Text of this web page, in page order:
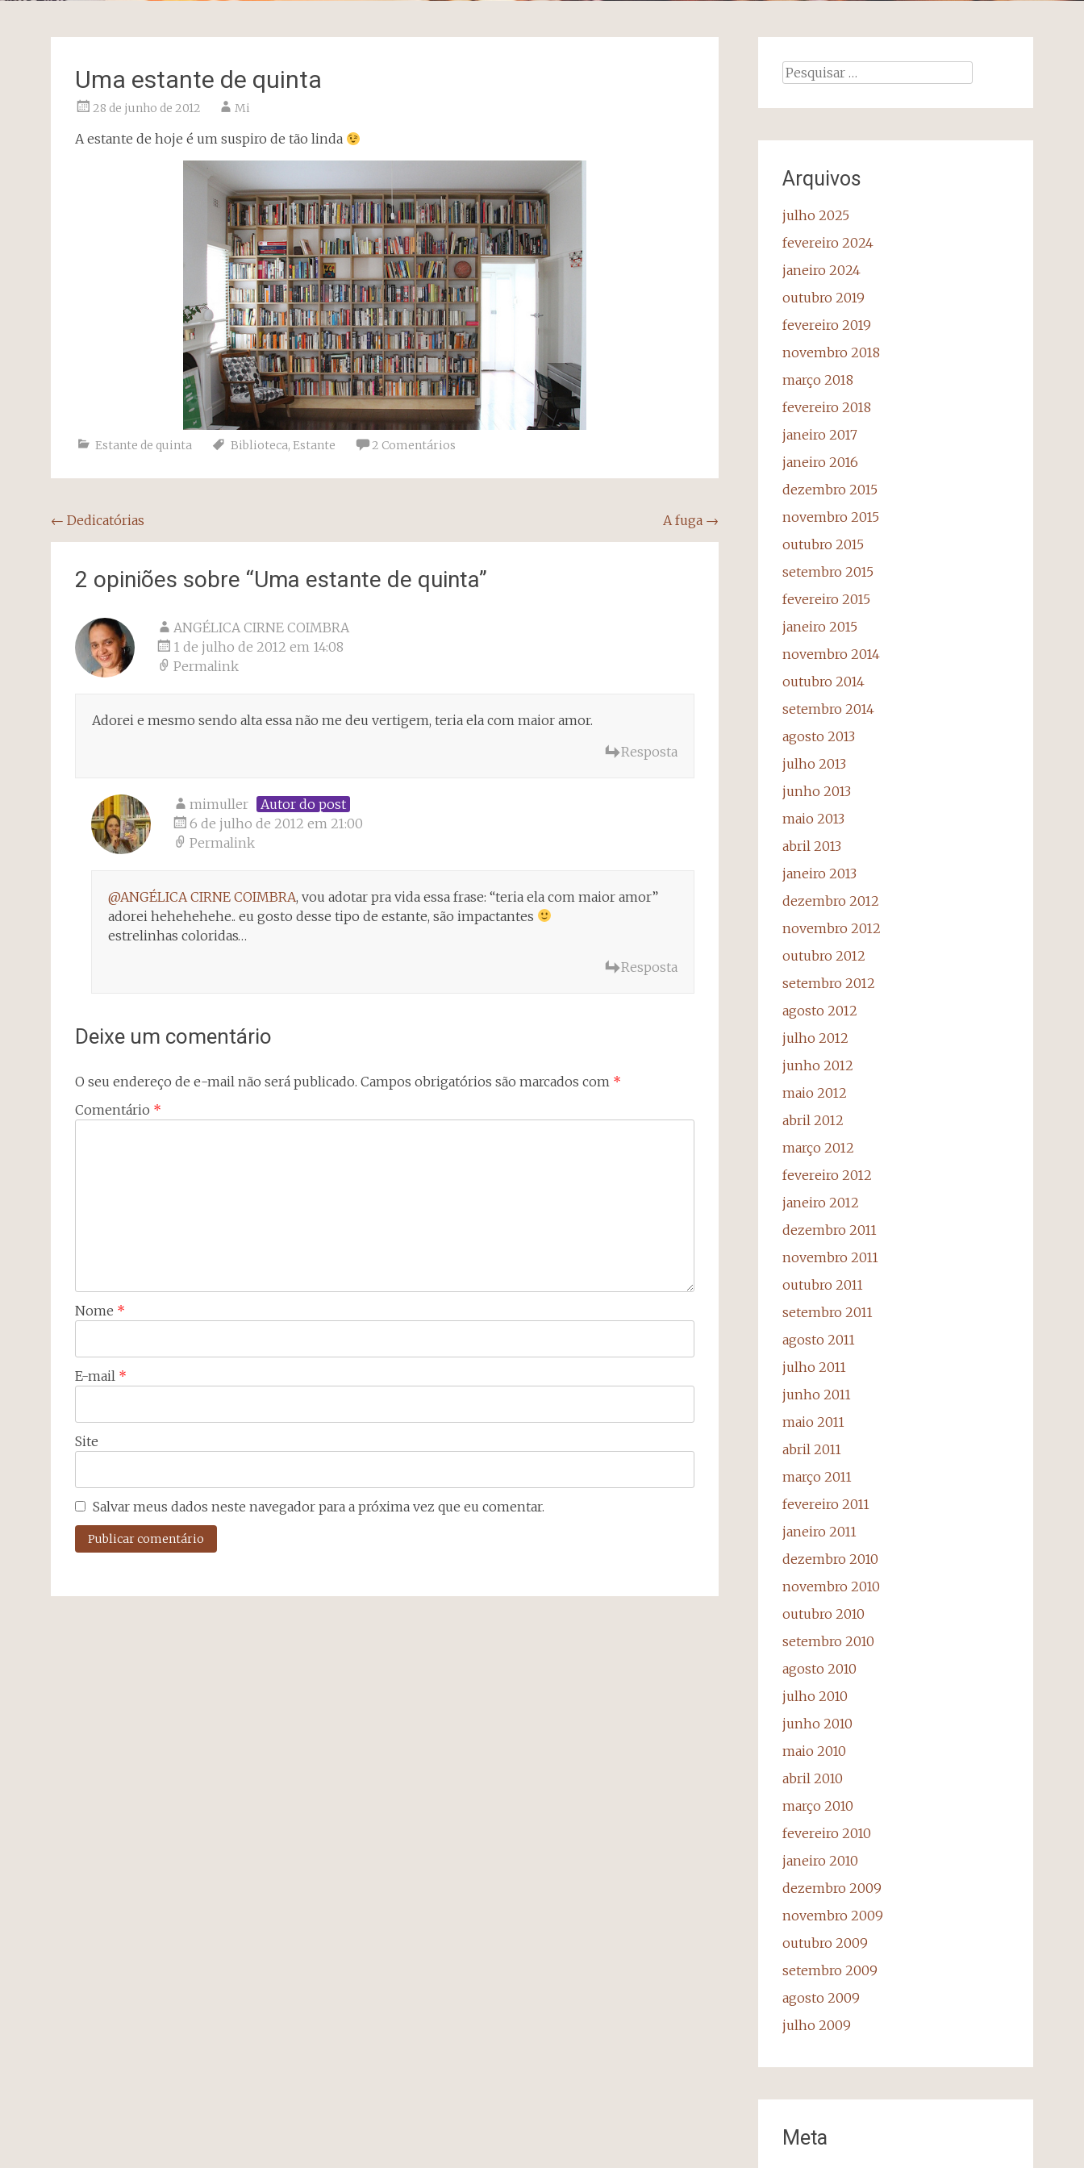
Uma estante de quinta
28 de junho de 2012 Mi
A estante de hoje é um suspiro de tão linda
Estante de quinta Biblioteca, Estante 2 Comentários
Navegação
do
post
← Dedicatórias A fuga →
2 opiniões sobre “Uma estante de quinta”
ANGÉLICA CIRNE COIMBRA
1 de julho de 2012 em 14:08
Permalink
Adorei e mesmo sendo alta essa não me deu vertigem, teria ela com maior amor.
Resposta
mimuller
Autor do post
6 de julho de 2012 em 21:00
Permalink
@ANGÉLICA CIRNE COIMBRA, vou adotar pra vida essa frase: “teria ela com maior amor”
adorei hehehehehe.. eu gosto desse tipo de estante, são impactantes
estrelinhas coloridas…
Resposta
Deixe um comentário
O seu endereço de e-mail não será publicado. Campos obrigatórios são marcados com *
Comentário *
Nome *
E-mail *
Site
Salvar meus dados neste navegador para a próxima vez que eu comentar.
Pesquisar
Arquivos
julho 2025
fevereiro 2024
janeiro 2024
outubro 2019
fevereiro 2019
novembro 2018
março 2018
fevereiro 2018
janeiro 2017
janeiro 2016
dezembro 2015
novembro 2015
outubro 2015
setembro 2015
fevereiro 2015
janeiro 2015
novembro 2014
outubro 2014
setembro 2014
agosto 2013
julho 2013
junho 2013
maio 2013
abril 2013
janeiro 2013
dezembro 2012
novembro 2012
outubro 2012
setembro 2012
agosto 2012
julho 2012
junho 2012
maio 2012
abril 2012
março 2012
fevereiro 2012
janeiro 2012
dezembro 2011
novembro 2011
outubro 2011
setembro 2011
agosto 2011
julho 2011
junho 2011
maio 2011
abril 2011
março 2011
fevereiro 2011
janeiro 2011
dezembro 2010
novembro 2010
outubro 2010
setembro 2010
agosto 2010
julho 2010
junho 2010
maio 2010
abril 2010
março 2010
fevereiro 2010
janeiro 2010
dezembro 2009
novembro 2009
outubro 2009
setembro 2009
agosto 2009
julho 2009
Meta